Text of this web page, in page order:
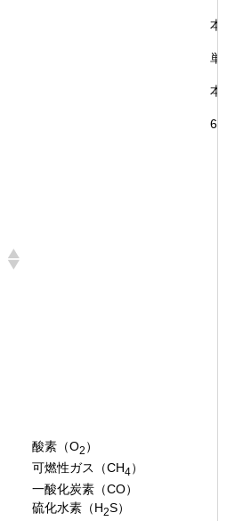
本
単
本
酸素（O2 ）
可燃性ガス（CH4）
一酸化炭素（CO）
硫化水素（H2S）